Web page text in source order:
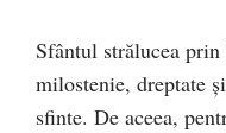
Sfântul strălucea
milostenie, dreptate
sfinte. De aceea,